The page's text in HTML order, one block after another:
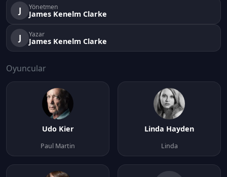
J Yönetmen
James Kenelm Clarke
J Yazar
James Kenelm Clarke
Oyuncular
Udo Kier
Paul Martin
Linda Hayden
Linda